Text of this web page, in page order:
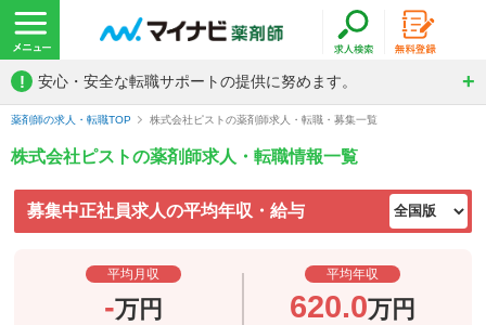
! 安心・安全な転職サポートの提供に努めます。
薬剤師の求人・転職TOP 株式会社ピストの薬剤師求人・転職・募集一覧
株式会社ピストの薬剤師求人・転職情報一覧
募集中正社員求人の平均年収・給与
平均月収
-万円
平均年収
620.0万円